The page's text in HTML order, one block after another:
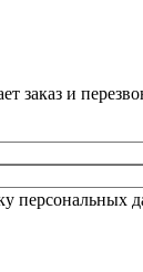
заказ и
персональных